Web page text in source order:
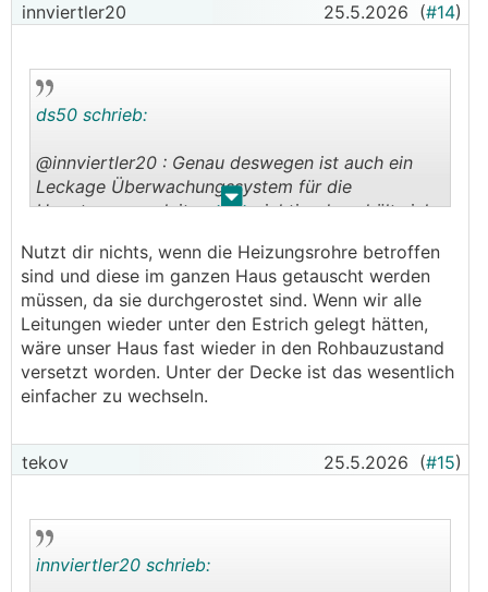
innviertler20 25.5.2026 (#14)
. .
ds50 schrieb:
@innviertler20 : Genau deswegen ist auch ein
Leckage Überwachungssystem für die
Hauptwasserzuleitung so wichtig, dann hält sich
Nutzt dir nichts, wenn die Heizungsrohre betroffen
sind und diese im ganzen Haus getauscht werden
müssen, da sie durchgerostet sind. Wenn wir alle
Leitungen wieder unter den Estrich gelegt hätten,
wäre unser Haus fast wieder in den Rohbauzustand
versetzt worden. Unter der Decke ist das wesentlich
einfacher zu wechseln.
tekov 25.5.2026 (#15)
innviertler20 schrieb: